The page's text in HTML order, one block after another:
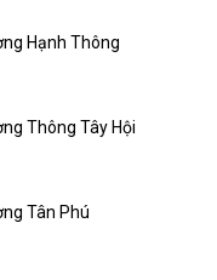
Hạnh Thông
Thông Tây Hội
Tân Phú